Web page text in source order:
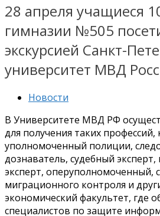
28 апреля учащиеся
гимназии №505
экскурсией Санкт-
университет МВД
Новости
В Университете МВД РФ
для получения таких профессий,
уполномоченный полиции,
дознаватель, судебный
эксперт, оперуполномоченный,
миграционного контроля и
экономический факультет, где
специалистов по защите